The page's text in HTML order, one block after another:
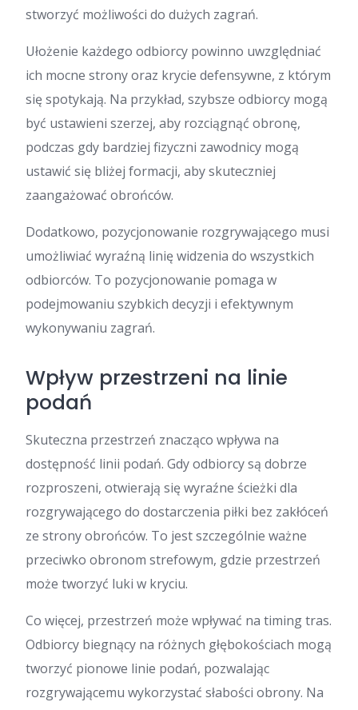
stworzyć możliwości do dużych zagrań.
Ułożenie każdego odbiorcy powinno uwzględniać
ich mocne strony oraz krycie defensywne, z którym
się spotykają. Na przykład, szybsze odbiorcy mogą
być ustawieni szerzej, aby rozciągnąć obronę,
podczas gdy bardziej fizyczni zawodnicy mogą
ustawić się bliżej formacji, aby skuteczniej
zaangażować obrońców.
Dodatkowo, pozycjonowanie rozgrywającego musi
umożliwiać wyraźną linię widzenia do wszystkich
odbiorców. To pozycjonowanie pomaga w
podejmowaniu szybkich decyzji i efektywnym
wykonywaniu zagrań.
Wpływ przestrzeni na linie
podań
Skuteczna przestrzeń znacząco wpływa na
dostępność linii podań. Gdy odbiorcy są dobrze
rozproszeni, otwierają się wyraźne ścieżki dla
rozgrywającego do dostarczenia piłki bez zakłóceń
ze strony obrońców. To jest szczególnie ważne
przeciwko obronom strefowym, gdzie przestrzeń
może tworzyć luki w kryciu.
Co więcej, przestrzeń może wpływać na timing tras.
Odbiorcy biegnący na różnych głębokościach mogą
tworzyć pionowe linie podań, pozwalając
rozgrywającemu wykorzystać słabości obrony. Na